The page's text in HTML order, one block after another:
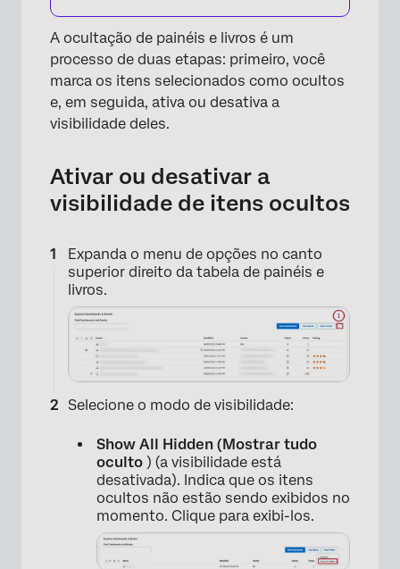
A ocultação de painéis e livros é um
processo de duas etapas: primeiro, você
marca os itens selecionados como ocultos
e, em seguida, ativa ou desativa a
visibilidade deles.
Ativar ou desativar a
visibilidade de itens ocultos
Expanda o menu de opções no canto
superior direito da tabela de painéis e
livros.
Selecione o modo de visibilidade:
Show All Hidden (Mostrar tudo
oculto ) (a visibilidade está
desativada). Indica que os itens
ocultos não estão sendo exibidos no
momento. Clique para exibi-los.